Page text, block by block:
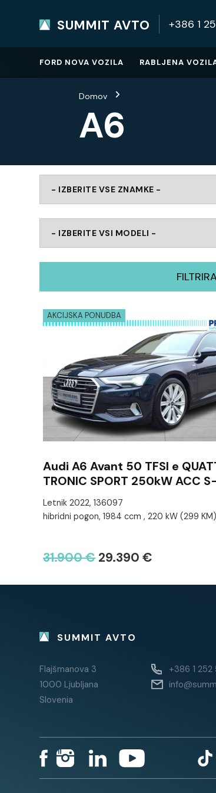
SUMMIT AVTO +386 1
SUMMIT AVTO
FORD NOVA VOZILA RABLJENA
Domov
A6
AKCIJSKA PONUDBA
Audi A6 Avant 50 TFSI e
TRONIC SPORT 250kW ACC
Letnik 2022, 136097
hibridni pogon, 1984 ccm , 220 kW (299 KM)
31.900 € 29.390 €
SUMMIT AVTO
Flajšmanova 3
1000 Ljubljana
Slovenia
+386 1 252